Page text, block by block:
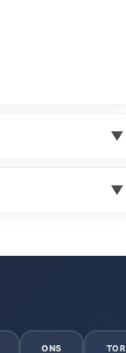
▼
▼
ONS TOR